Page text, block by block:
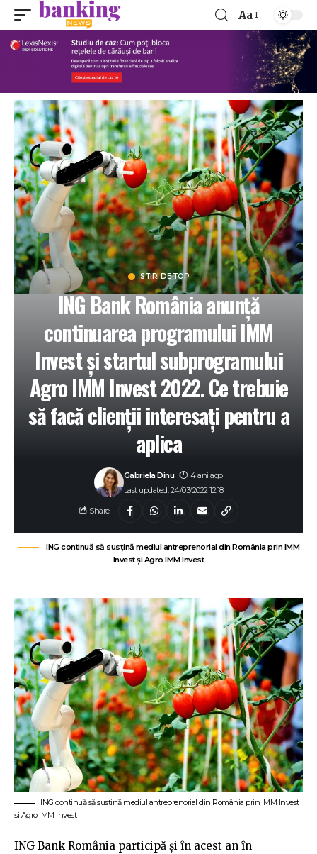
Aa
STIRI DE TOP
ING Bank România anunță
continuarea programului IMM
Invest și startul subprogramului
Agro IMM Invest 2022. Ce trebuie
să facă clienții interesați pentru a
aplica
Last updated: 24/03/2022 12:18
Gabriela Dinu 4 ani ago
Share
ING continuă să susțină mediul antreprenorial din România prin IMM
Invest și Agro IMM Invest
ING continuă să susțină mediul antreprenorial din România prin IMM Invest
și Agro IMM Invest
ING Bank România participă și în acest an în